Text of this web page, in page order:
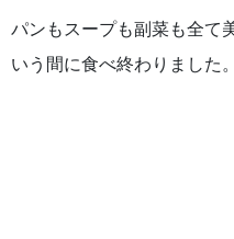
パンもスープも副菜も全て
いう間に食べ終わりました